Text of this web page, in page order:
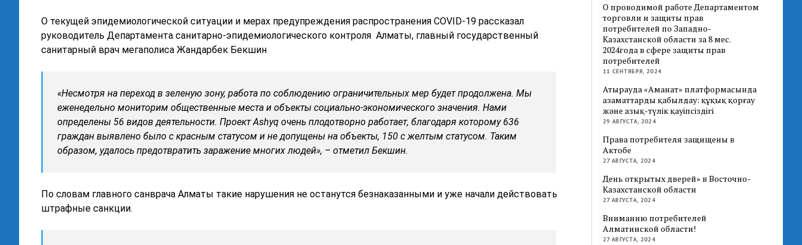
О текущей эпидемиологической ситуации и мерах предупреждения распространения COVID-19 рассказал
руководитель Департамента санитарно-эпидемиологического контроля Алматы, главный государственный
санитарный врач мегаполиса Жандарбек Бекшин
«Несмотря на переход в зеленую зону, работа по соблюдению ограничительных мер будет продолжена. Мы
еженедельно мониторим общественные места и объекты социально-экономического значения. Нами
определены 56 видов деятельности. Проект Ashyq очень плодотворно работает, благодаря которому 636
граждан выявлено было с красным статусом и не допущены на объекты, 150 с желтым статусом. Таким
образом, удалось предотвратить заражение многих людей», – отметил Бекшин.
По словам главного санврача Алматы такие нарушения не останутся безнаказанными и уже начали действовать
штрафные санкции.
О проводимой работе Департаментом
торговли и защиты прав
потребителей по Западно-
Казахстанской области за 8 мес.
2024года в сфере защиты прав
потребителей
11 СЕНТЯБРЯ, 2024
Атырауда «Аманат» платформасында
азаматтарды қабылдау: құқық қорғау
және азық-түлік қауіпсіздігі
29 АВГУСТА, 2024
Права потребителя защищены в
Актобе
27 АВГУСТА, 2024
День открытых дверей» в Восточно-
Казахстанской области
27 АВГУСТА, 2024
Вниманию потребителей
Алматинской области!
27 АВГУСТА, 2024